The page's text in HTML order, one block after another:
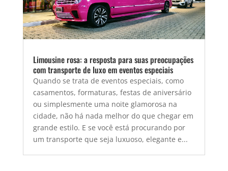
Limousine rosa: a resposta para suas preocupações
com transporte de luxo em eventos especiais
Quando se trata de eventos especiais, como
casamentos, formaturas, festas de aniversário
ou simplesmente uma noite glamorosa na
cidade, não há nada melhor do que chegar em
grande estilo. E se você está procurando por
um transporte que seja luxuoso, elegante e...